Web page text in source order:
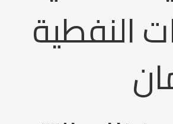
النفطية